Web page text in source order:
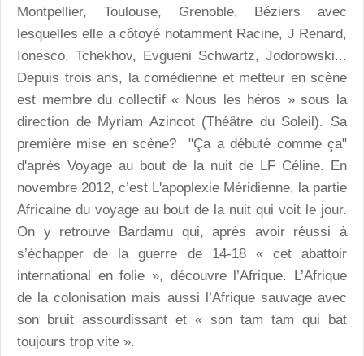
Montpellier, Toulouse, Grenoble, Béziers avec
lesquelles elle a côtoyé notamment Racine, J Renard,
Ionesco, Tchekhov, Evgueni Schwartz, Jodorowski...
Depuis trois ans, la comédienne et metteur en scène
est membre du collectif « Nous les héros » sous la
direction de Myriam Azincot (Théâtre du Soleil). Sa
première mise en scène? "Ça a débuté comme ça"
d'après Voyage au bout de la nuit de LF Céline. En
novembre 2012, c’est L'apoplexie Méridienne, la partie
Africaine du voyage au bout de la nuit qui voit le jour.
On y retrouve Bardamu qui, après avoir réussi à
s’échapper de la guerre de 14-18 « cet abattoir
international en folie », découvre l’Afrique. L’Afrique
de la colonisation mais aussi l’Afrique sauvage avec
son bruit assourdissant et « son tam tam qui bat
toujours trop vite ».